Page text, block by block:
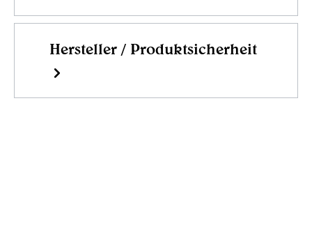
Hersteller / Produktsicherheit